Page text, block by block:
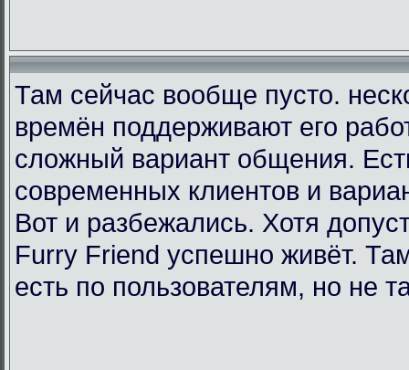
Там сейчас вообще пусто.
времён поддерживают его
сложный вариант общения.
современных клиентов и
Вот и разбежались. Хотя
Furry Friend успешно живёт.
есть по пользователям, но не